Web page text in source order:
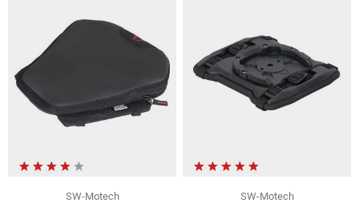
SW-Motech
SW-Motech